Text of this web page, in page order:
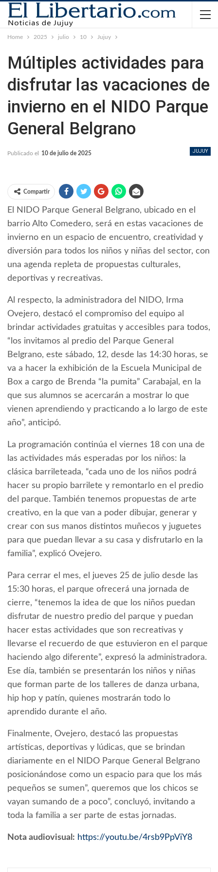
Home 2025 julio 10 Jujuy
Múltiples actividades para
disfrutar las vacaciones de
invierno en el NIDO Parque
General Belgrano
JUJUY
Publicado el 10 de julio de 2025
Compartir
El NIDO Parque General Belgrano, ubicado en el
barrio Alto Comedero, será en estas vacaciones de
invierno en un espacio de encuentro, creatividad y
diversión para todos los niños y niñas del sector, con
una agenda repleta de propuestas culturales,
deportivas y recreativas.
Al respecto, la administradora del NIDO, Irma
Ovejero, destacó el compromiso del equipo al
brindar actividades gratuitas y accesibles para todos,
“los invitamos al predio del Parque General
Belgrano, este sábado, 12, desde las 14:30 horas, se
va a hacer la exhibición de la Escuela Municipal de
Box a cargo de Brenda “la pumita” Carabajal, en la
que sus alumnos se acercarán a mostrar lo que
vienen aprendiendo y practicando a lo largo de este
año”, anticipó.
La programación continúa el viernes 18 con una de
las actividades más esperadas por los niños: la
clásica barrileteada, “cada uno de los niños podrá
hacer su propio barrilete y remontarlo en el predio
del parque. También tenemos propuestas de arte
creativo, en la que van a poder dibujar, generar y
crear con sus manos distintos muñecos y juguetes
para que puedan llevar a su casa y disfrutarlo en la
familia”, explicó Ovejero.
Para cerrar el mes, el jueves 25 de julio desde las
15:30 horas, el parque ofrecerá una jornada de
cierre, “tenemos la idea de que los niños puedan
disfrutar de nuestro predio del parque y puedan
hacer estas actividades que son recreativas y
llevarse el recuerdo de que estuvieron en el parque
haciendo algo diferente”, expresó la administradora.
Ese día, también se presentarán los niños y niñas
que forman parte de los talleres de danza urbana,
hip hop y patín, quienes mostrarán todo lo
aprendido durante el año.
Finalmente, Ovejero, destacó las propuestas
artísticas, deportivas y lúdicas, que se brindan
diariamente en el NIDO Parque General Belgrano
posicionándose como un espacio para que los más
pequeños se sumen”, queremos que los chicos se
vayan sumando de a poco”, concluyó, invitando a
toda la familia a ser parte de estas jornadas.
Nota audiovisual: https://youtu.be/4rsb9PpViY8